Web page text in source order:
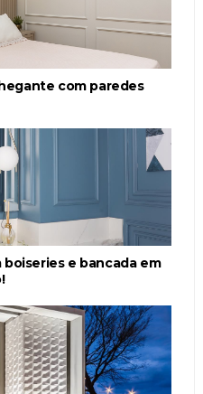
com paredes
e bancada em